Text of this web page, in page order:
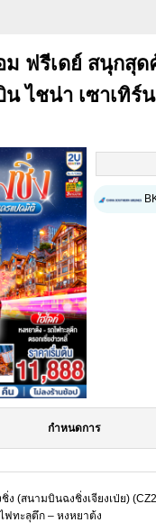
ม ฟรีเดย์ สนุกสุ
น ไชน่า เซาเทิร์
กำหนดการ
ง (สนามบินฉงชิ่งเจียงเป่ย)
ฟทะลุตึก – หงหยาต้ง